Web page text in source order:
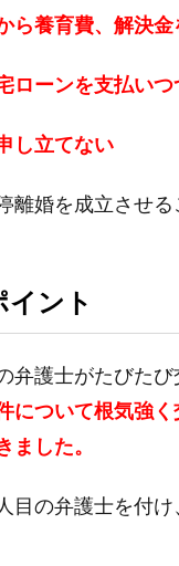
ら養育費、解決
ローンを支払い
し立てない
離婚を成立させる
イント
弁護士がたびたび
について根気強く
ました。
目の弁護士を付け